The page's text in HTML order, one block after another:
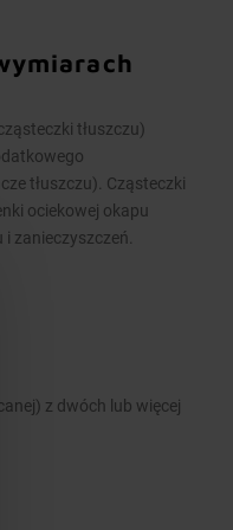
tłuszczu)
tłuszczu). Cząsteczki
ociekowej okapu
zanieczyszczeń.
z dwóch lub więcej